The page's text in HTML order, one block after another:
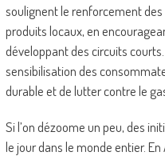
soulignent le renforcement
produits locaux, en
développant des circuits
sensibilisation des
durable et de lutter contre le
Si l’on dézoome un peu, des
le jour dans le monde entier.